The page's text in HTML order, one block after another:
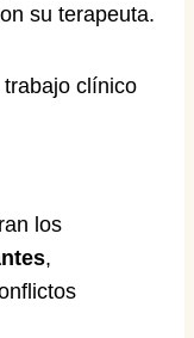
su terapeuta.
clínico
los
,